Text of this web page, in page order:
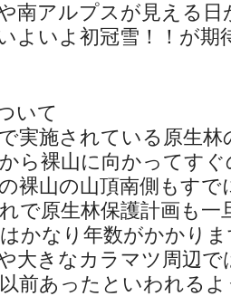
南アルプスが見える
よいよ初冠雪！！が期
いて
実施されている原生
ら裸山に向かってす
裸山の山頂南側もす
で原生林保護計画も一
かなり年数がかかり
大きなカラマツ周辺で
前あったといわれる